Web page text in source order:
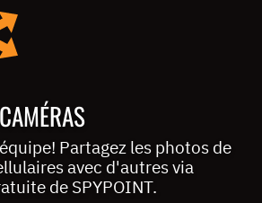
Partagez les photos de
avec d'autres via
de SPYPOINT.